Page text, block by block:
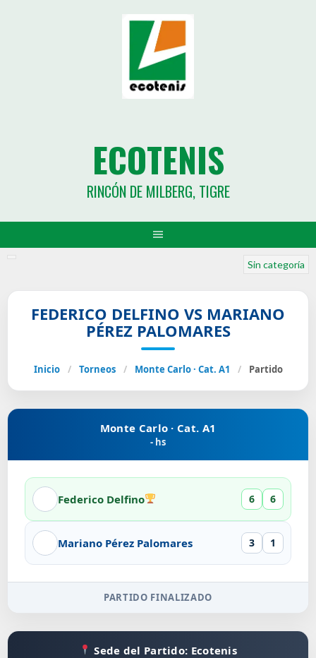
ECOTENIS
RINCÓN DE MILBERG, TIGRE
Sin categoría
FEDERICO DELFINO VS MARIANO
PÉREZ PALOMARES
Inicio / Torneos / Monte Carlo · Cat. A1 / Partido
Monte Carlo · Cat. A1
- hs
Federico Delfino 6 6
Mariano Pérez Palomares 3 1
PARTIDO FINALIZADO
Sede del Partido: Ecotenis